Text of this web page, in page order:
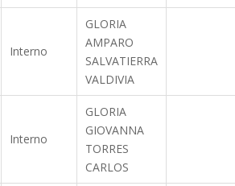
Interno
GLORIA
AMPARO
SALVATIERRA
VALDIVIA
Interno
GLORIA
GIOVANNA
TORRES
CARLOS